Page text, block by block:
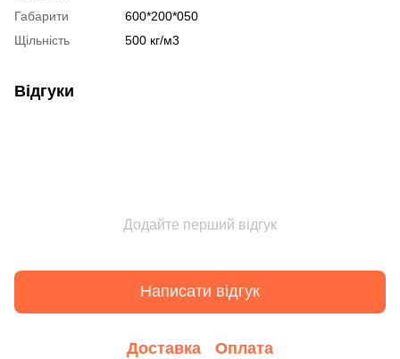
Габарити
600*200*050
Щільність
500 кг/м3
Відгуки
Додайте перший відгук
Написати відгук
Доставка Оплата